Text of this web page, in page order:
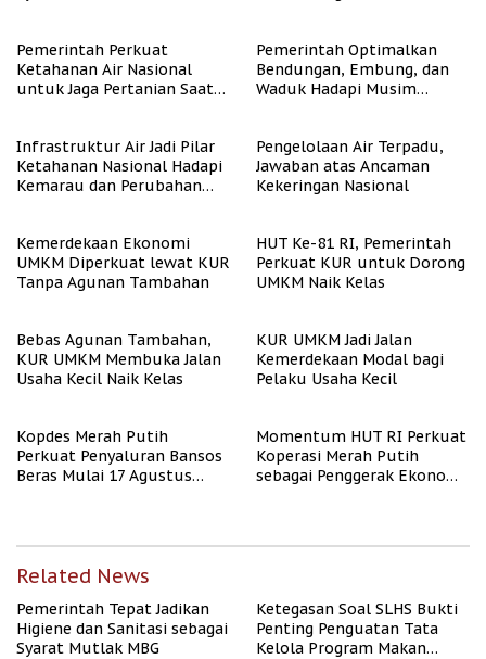
Pemerintah Perkuat
Ketahanan Air Nasional
untuk Jaga Pertanian Saat
Pemerintah Optimalkan
Bendungan, Embung, dan
Waduk Hadapi Musim
Infrastruktur Air Jadi Pilar
Ketahanan Nasional Hadapi
Kemarau dan Perubahan
Pengelolaan Air Terpadu,
Jawaban atas Ancaman
Kekeringan Nasional
Kemerdekaan Ekonomi
UMKM Diperkuat lewat KUR
Tanpa Agunan Tambahan
HUT Ke-81 RI, Pemerintah
Perkuat KUR untuk Dorong
UMKM Naik Kelas
Bebas Agunan Tambahan,
KUR UMKM Membuka Jalan
Usaha Kecil Naik Kelas
KUR UMKM Jadi Jalan
Kemerdekaan Modal bagi
Pelaku Usaha Kecil
Kopdes Merah Putih
Perkuat Penyaluran Bansos
Beras Mulai 17 Agustus
Momentum HUT RI Perkuat
Koperasi Merah Putih
sebagai Penggerak Ekonomi
Related News
Pemerintah Tepat Jadikan
Higiene dan Sanitasi sebagai
Syarat Mutlak MBG
Ketegasan Soal SLHS Bukti
Penting Penguatan Tata
Kelola Program Makan